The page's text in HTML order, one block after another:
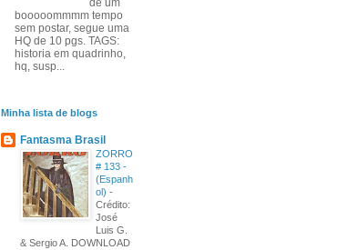
booooommmm tempo
sem postar, segue uma
HQ de 10 pgs. TAGS:
historia em quadrinho,
hq, susp...
Minha lista de blogs
Fantasma Brasil
ZORRO
# 133 -
(Espanh
ol) -
Crédito:
José
Luis G.
& Sergio A. DOWNLOAD